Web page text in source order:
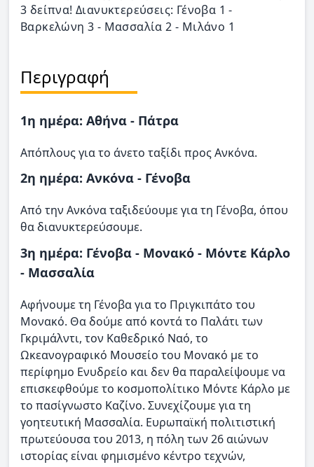
3 δείπνα! Διανυκτερεύσεις: Γένοβα 1 -
Βαρκελώνη 3 - Μασσαλία 2 - Μιλάνο 1
Περιγραφή
1η ημέρα: Αθήνα - Πάτρα
Απόπλους για το άνετο ταξίδι προς Ανκόνα.
2η ημέρα: Ανκόνα - Γένοβα
Από την Ανκόνα ταξιδεύουμε για τη Γένοβα, όπου
θα διανυκτερεύσουμε.
3η ημέρα: Γένοβα - Μονακό - Μόντε Κάρλο
- Μασσαλία
Αφήνουμε τη Γένοβα για το Πριγκιπάτο του
Μονακό. Θα δούμε από κοντά το Παλάτι των
Γκριμάλντι, τον Καθεδρικό Ναό, το
Ωκεανογραφικό Μουσείο του Μονακό με το
περίφημο Ενυδρείο και δεν θα παραλείψουμε να
επισκεφθούμε το κοσμοπολίτικο Μόντε Κάρλο με
το πασίγνωστο Καζίνο. Συνεχίζουμε για τη
γοητευτική Μασσαλία. Ευρωπαϊκή πολιτιστική
πρωτεύουσα του 2013, η πόλη των 26 αιώνων
ιστορίας είναι φημισμένο κέντρο τεχνών,